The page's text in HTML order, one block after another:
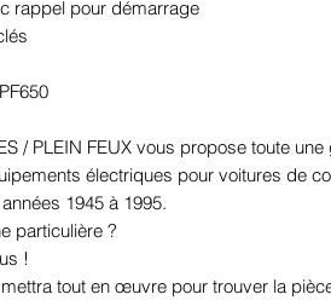
rappel pour démarrage
/ PLEIN FEUX vous propose toute
électriques pour voitures de
1945 à 1995.
particulière ?
!
tout en œuvre pour trouver la